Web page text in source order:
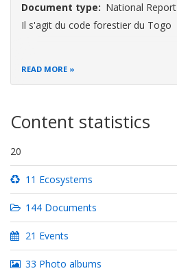
Document type
National Report
Il s'agit du code forestier du Togo
READ MORE
Content statistics
20
11 Ecosystems
144 Documents
21 Events
33 Photo albums